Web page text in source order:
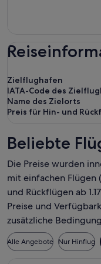
Zielflughafen
IATA-Code des
Name des Zielorts
Preis für Hin- und
Beliebte
Die Preise wurden
mit einfachen Flügen
und Rückflügen ab
Preise und
zusätzliche
Alle Angebote Nur Hinflug